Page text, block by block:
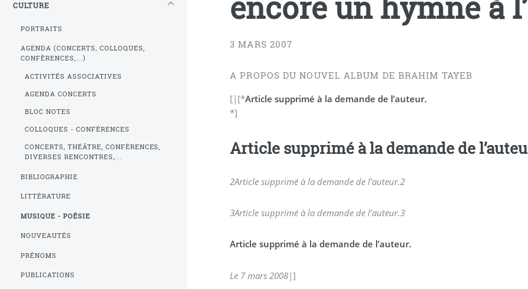
3 MARS 2007
A PROPOS DU NOUVEL ALBUM DE BRAHIM TAYEB
[|[*Article supprimé à la demande de l’auteur.
*]
Article supprimé à la demande de
2Article supprimé à la demande de l’auteur.2
3Article supprimé à la demande de l’auteur.3
Article supprimé à la demande de l’auteur.
Le 7 mars 2008|]
CULTURE
PORTRAITS
AGENDA (CONCERTS, COLLOQUES,
CONFÈRENCES,...)
ACTIVITÉS ASSOCIATIVES
AGENDA CONCERTS
BLOC NOTES
COLLOQUES - CONFÉRENCES
CONCERTS, THÉÂTRE, CONFÉRENCES,
DIVERSES RENCONTRES,...
BIBLIOGRAPHIE
LITTÉRATURE
MUSIQUE - POÉSIE
NOUVEAUTÉS
PRÉNOMS
PUBLICATIONS